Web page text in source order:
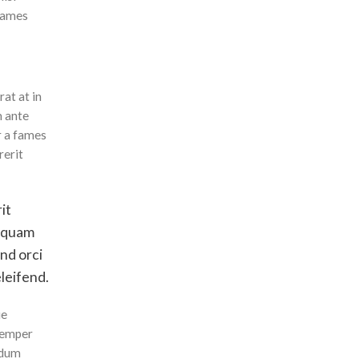
at in
ante
a fames
orci